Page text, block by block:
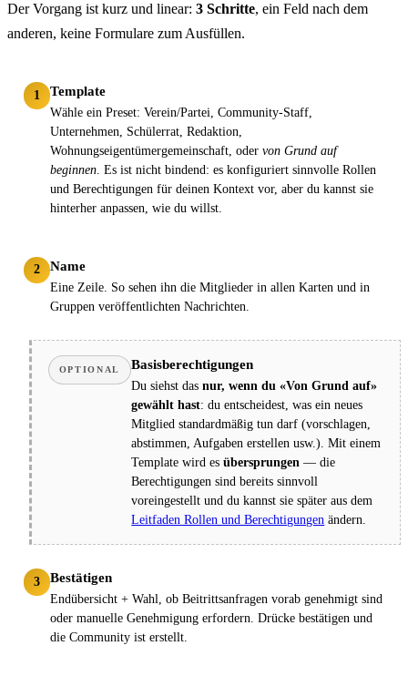
Der Vorgang ist kurz und linear: 3 Schritte, ein Feld nach dem
anderen, keine Formulare zum Ausfüllen.
1 Template
Wähle ein Preset: Verein/Partei, Community-Staff,
Unternehmen, Schülerrat, Redaktion,
Wohnungseigentümergemeinschaft, odervon Grund auf
beginnen. Es ist nicht bindend: es konfiguriert sinnvolle Rollen
und Berechtigungen für deinen Kontext vor, aber du kannst sie
hinterher anpassen, wie du willst.
2 Name
Eine Zeile. So sehen ihn die Mitglieder in allen Karten und in
Gruppen veröffentlichten Nachrichten.
OPTIONAL Basisberechtigungen
Du siehst dasnur, wenn du «Von Grund auf»
gewählt hast: du entscheidest, was ein neues
Mitglied standardmäßig tun darf (vorschlagen,
abstimmen, Aufgaben erstellen usw.). Mit einem
Template wird esübersprungen — die
Berechtigungen sind bereits sinnvoll
voreingestellt und du kannst sie später aus dem
Leitfaden Rollen und Berechtigungen ändern.
3 Bestätigen
Endübersicht + Wahl, ob Beitrittsanfragen vorab genehmigt sind
oder manuelle Genehmigung erfordern. Drücke bestätigen und
die Community ist erstellt.